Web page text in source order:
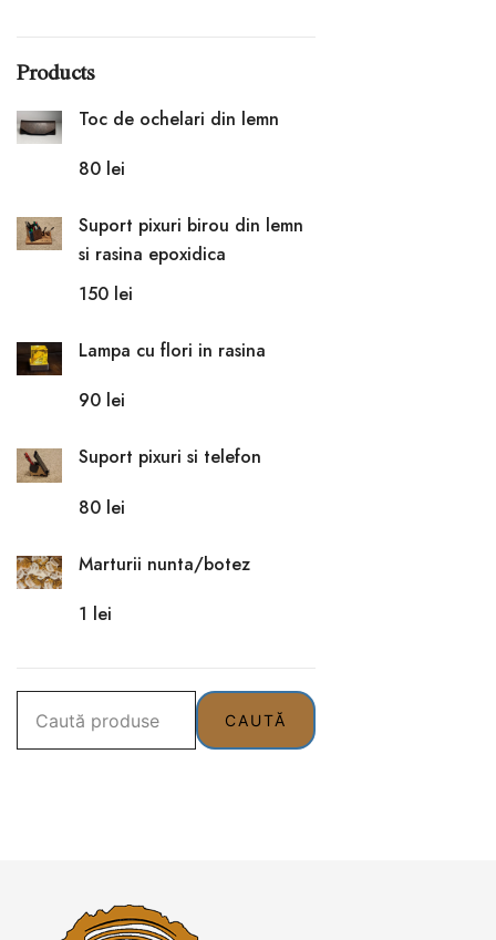
Products
Toc de ochelari din lemn
80 lei
Suport pixuri birou din lemn
si rasina epoxidica
150 lei
Lampa cu flori in rasina
90 lei
Suport pixuri si telefon
80 lei
Marturii nunta/botez
1 lei
după:
CAUTĂ